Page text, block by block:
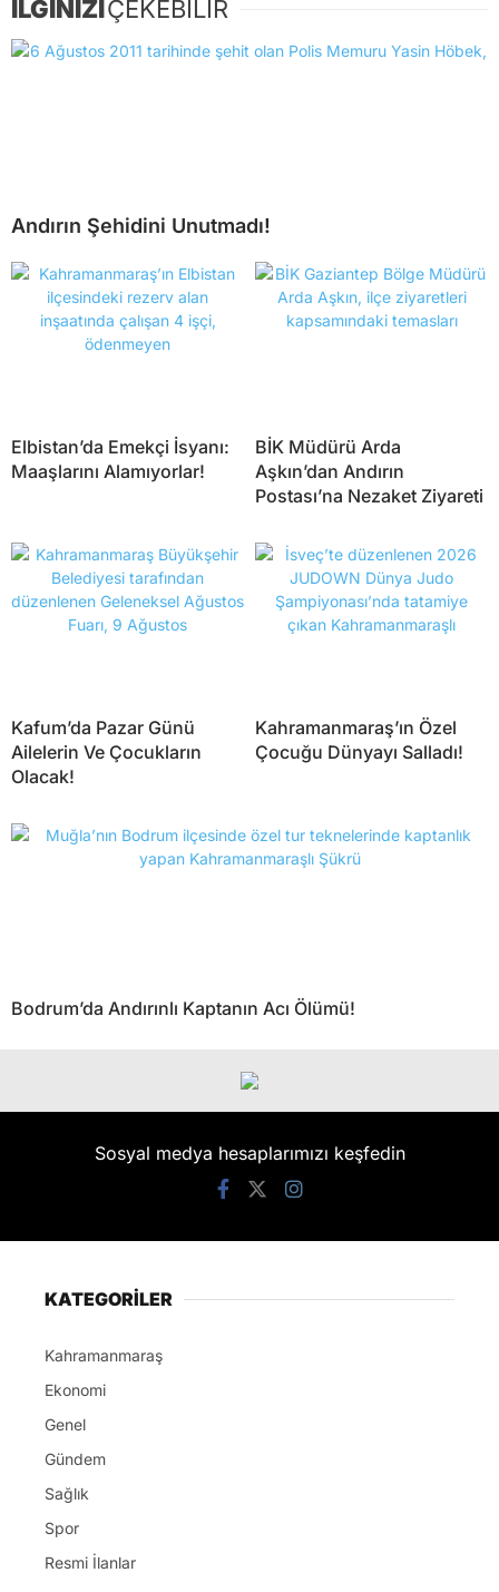
İLGİNİZİ ÇEKEBİLİR
Andırın Şehidini Unutmadı!
Elbistan’da Emekçi İsyanı:
Maaşlarını Alamıyorlar!
BİK Müdürü Arda
Aşkın’dan Andırın
Postası’na Nezaket Ziyareti
Kafum’da Pazar Günü
Ailelerin Ve Çocukların
Olacak!
Kahramanmaraş’ın Özel
Çocuğu Dünyayı Salladı!
Bodrum’da Andırınlı Kaptanın Acı Ölümü!
Sosyal medya hesaplarımızı keşfedin
KATEGORİLER
Kahramanmaraş
Ekonomi
Genel
Gündem
Sağlık
Spor
Resmi İlanlar